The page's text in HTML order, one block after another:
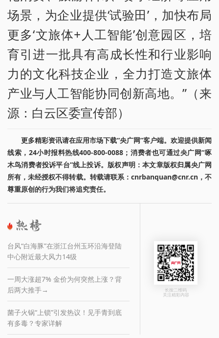
场景，为企业提供‘试验田’，加快布局
更多‘文旅体+人工智能’创意园区，培
育引进一批具有高成长性和行业影响
力的文化科技企业，全力打造文旅体
产业与人工智能协同创新高地。”（来
源：白云区委宣传部）
更多精彩资讯请在应用市场下载“央广网”客户端。欢迎提供新闻
线索，24小时报料热线400-800-0088；消费者也可通过央广网“啄
木鸟消费者投诉平台”线上投诉。版权声明：本文章版权归属央广网
所有，未经授权不得转载。转载请联系：cnrbanquan@cnr.cn，不
尊重原创的行为我们将追究责任。
台风“白海豚”在浙江台州玉环沿海登陆
中心附近最大风力14级
一周大涨超7% 金价为何突然上涨？背
后两大推手→
菌子火锅“上锁”引发热议！见手青到底
有多毒？专家详解
长按二维码
关注精彩内容